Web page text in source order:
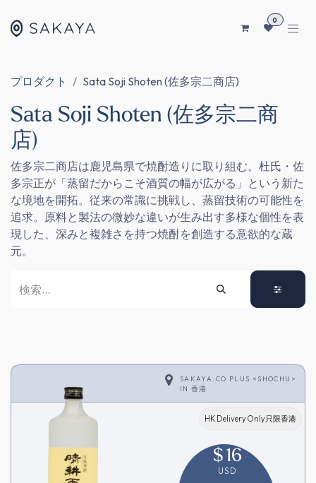
0
プロダクト Sata Soji Shoten (佐多宗二商店)
Sata Soji Shoten (佐多宗二商
店)
佐多宗二商店は鹿児島県で焼酎造りに取り組む。杜氏・佐
多宗正が「蒸留だからこそ酒質の幅が広がる」という新た
な境地を開拓。従来の常識に挑戦し、蒸留技術の可能性を
追求。原料と製法の微妙な違いが生み出す多様な個性を表
現した、深みと複雑さを持つ焼酎を創造する意欲的な蔵
元。
SAKAYA.CO PLUS <SHOCHU>
IN 香港
HK Delivery Only只限香港
$16
USD